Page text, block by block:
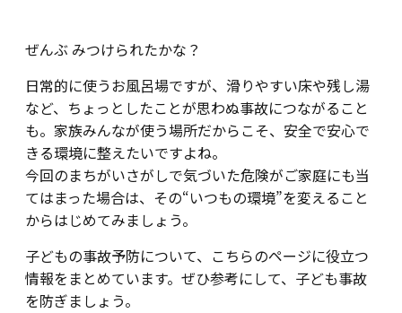
ぜんぶ みつけられたかな？
日常的に使うお風呂場ですが、滑りやすい床や残し湯
など、ちょっとしたことが思わぬ事故につながること
も。家族みんなが使う場所だからこそ、安全で安心で
きる環境に整えたいですよね。
今回のまちがいさがしで気づいた危険がご家庭にも当
てはまった場合は、その“いつもの環境”を変えること
からはじめてみましょう。
子どもの事故予防について、こちらのページに役立つ
情報をまとめています。ぜひ参考にして、子ども事故
を防ぎましょう。